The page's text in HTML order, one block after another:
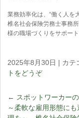
業務効率化は、“働く人を
椎名社会保険労務士事務
様の職場づくりをサポート
2025年8月30日 | カテ
トをどうぞ
← スポットワーカー
～柔軟な雇用形態にも